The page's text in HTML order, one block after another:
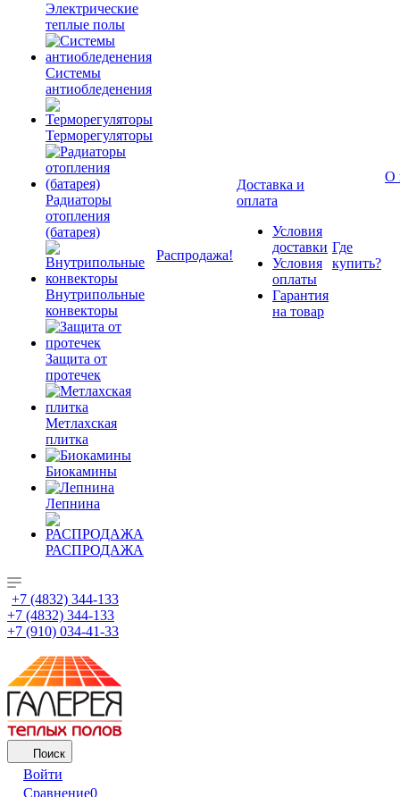
Электрические
теплые полы
Системы
антиобледенения
Терморегуляторы
Радиаторы
отопления
(батарея)
Внутрипольные
конвекторы
Защита от
протечек
Метлахская
плитка
Биокамины
Лепнина
РАСПРОДАЖА
Распродажа!
Доставка и
оплата
Условия
доставки
Условия
оплаты
Гарантия
на товар
Где
купить?
О
+7 (4832) 344-133
+7 (4832) 344-133
+7 (910) 034-41-33
Поиск
Войти
Сравнение0